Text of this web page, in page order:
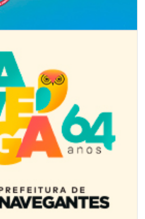
reúne esporte, tradição e regatas